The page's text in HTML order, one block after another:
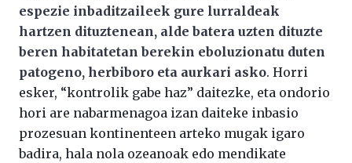
espezie inbaditzaileek gure lurraldeak
hartzen dituztenean, alde batera uzten dituzte
beren habitatetan berekin eboluzionatu duten
patogeno, herbiboro eta aurkari asko. Horri
esker, “kontrolik gabe haz” daitezke, eta ondorio
hori are nabarmenagoa izan daiteke inbasio
prozesuan kontinenteen arteko mugak igaro
badira, hala nola ozeanoak edo mendikate